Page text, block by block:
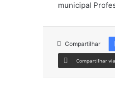
municipal
Compartilhar
Compartilhar